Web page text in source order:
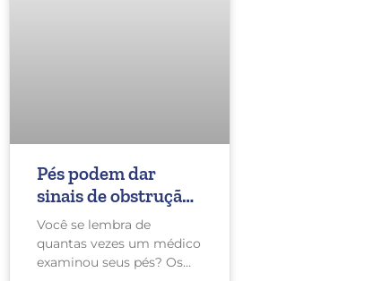
Pés podem dar
sinais de obstrução
nas artérias
Você se lembra de
quantas vezes um médico
examinou seus pés? Os